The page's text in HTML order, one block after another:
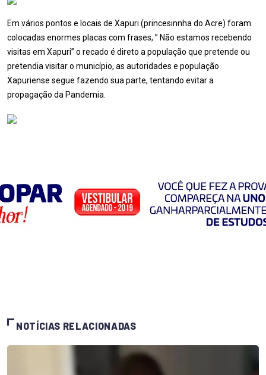
Em vários pontos e locais de Xapuri (princesinnha do Acre) foram
colocadas enormes placas com frases, ” Não estamos recebendo
visitas em Xapuri” o recado é direto a população que pretende ou
pretendia visitar o município, as autoridades e população
Xapuriense segue fazendo sua parte, tentando evitar a
propagação da Pandemia.
NOTÍCIAS RELACIONADAS